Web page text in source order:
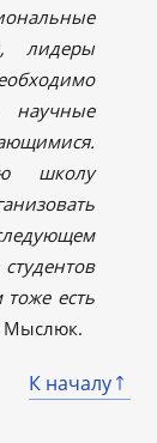
лидеры
научные
школу
есть
Мыслюк.
К началу